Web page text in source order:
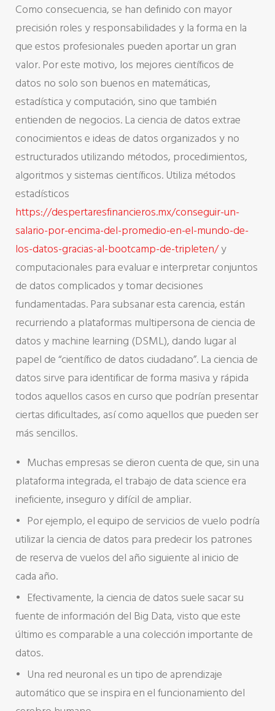
Como consecuencia, se han definido con mayor
precisión roles y responsabilidades y la forma en la
que estos profesionales pueden aportar un gran
valor. Por este motivo, los mejores científicos de
datos no solo son buenos en matemáticas,
estadística y computación, sino que también
entienden de negocios. La ciencia de datos extrae
conocimientos e ideas de datos organizados y no
estructurados utilizando métodos, procedimientos,
algoritmos y sistemas científicos. Utiliza métodos
estadísticos
https://despertaresfinancieros.mx/conseguir-un-
salario-por-encima-del-promedio-en-el-mundo-de-
los-datos-gracias-al-bootcamp-de-tripleten/y
computacionales para evaluar e interpretar conjuntos
de datos complicados y tomar decisiones
fundamentadas. Para subsanar esta carencia, están
recurriendo a plataformas multipersona de ciencia de
datos y machine learning (DSML), dando lugar al
papel de “científico de datos ciudadano”. La ciencia de
datos sirve para identificar de forma masiva y rápida
todos aquellos casos en curso que podrían presentar
ciertas dificultades, así como aquellos que pueden ser
más sencillos.
Muchas empresas se dieron cuenta de que, sin una
plataforma integrada, el trabajo de data science era
ineficiente, inseguro y difícil de ampliar.
Por ejemplo, el equipo de servicios de vuelo podría
utilizar la ciencia de datos para predecir los patrones
de reserva de vuelos del año siguiente al inicio de
cada año.
Efectivamente, la ciencia de datos suele sacar su
fuente de información del Big Data, visto que este
último es comparable a una colección importante de
datos.
Una red neuronal es un tipo de aprendizaje
automático que se inspira en el funcionamiento del